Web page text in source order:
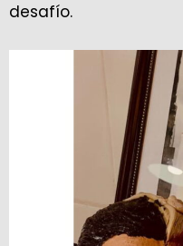
desafío.